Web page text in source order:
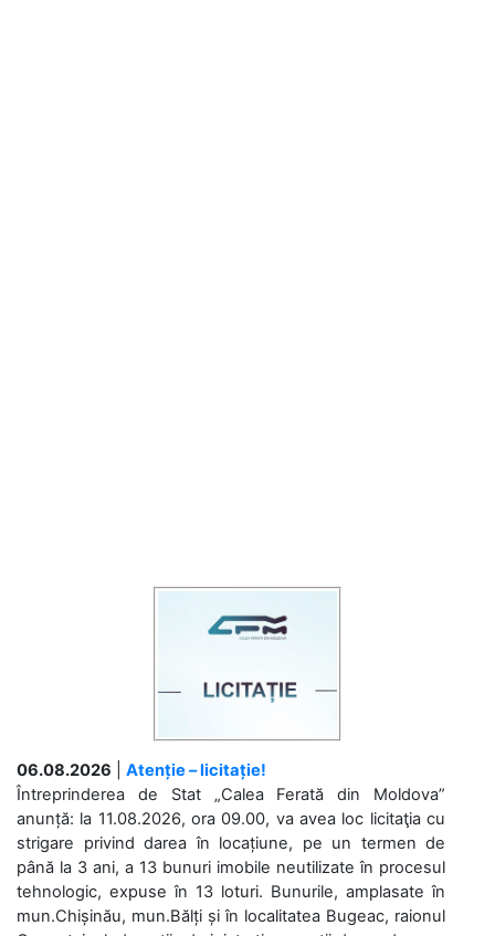
06.08.2026
Atenție – licitație!
Întreprinderea de Stat „Calea Ferată din Moldova”
anunță: la 11.08.2026, ora 09.00, va avea loc licitaţia cu
strigare privind darea în locațiune, pe un termen de
până la 3 ani, a 13 bunuri imobile neutilizate în procesul
tehnologic, expuse în 13 loturi. Bunurile, amplasate în
mun.Chișinău, mun.Bălți și în localitatea Bugeac, raionul